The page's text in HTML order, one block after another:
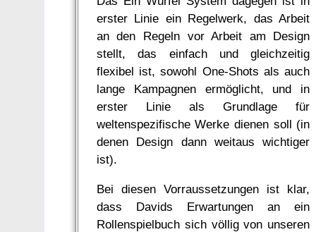
erster Linie ein Regelwerk, das Arbeit
an den Regeln vor Arbeit am Design
stellt, das einfach und gleichzeitig
flexibel ist, sowohl One-Shots als auch
lange Kampagnen ermöglicht, und in
erster Linie als Grundlage für
weltenspezifische Werke dienen soll (in
denen Design dann weitaus wichtiger
ist).
Bei diesen Vorraussetzungen ist klar,
dass Davids Erwartungen an ein
Rollenspielbuch sich völlig von unseren